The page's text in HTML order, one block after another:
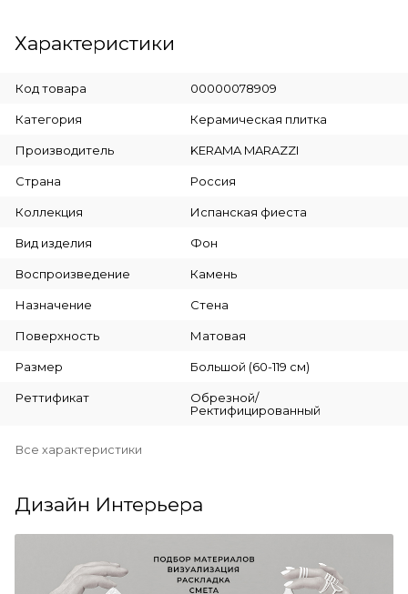
Характеристики
Код товара 00000078909
Категория Керамическая плитка
Производитель KERAMA MARAZZI
Страна Россия
Коллекция Испанская фиеста
Вид изделия Фон
Воспроизведение Камень
Назначение Стена
Поверхность Матовая
Размер Большой (60-119 см)
Реттификат
Обрезной/
Ректифицированный
Все характеристики
Дизайн Интерьера